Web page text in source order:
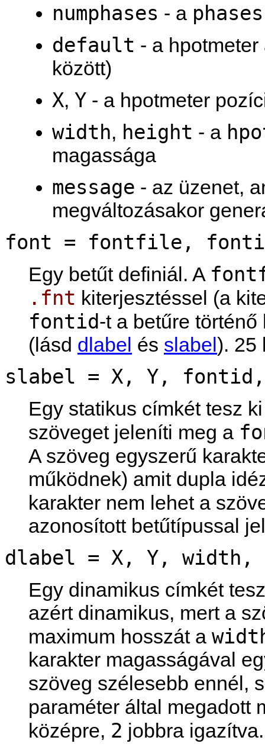
numphases - a phases
default - a
között)
X, Y - a hpotmeter
width, height - a
magassága
message - az üzenet,
megváltozásakor
font = fontfile,
Egy betűt definiál. A
.fnt kiterjesztéssel (a
fontid-t a betűre
(lásd dlabel és slabel). 25
slabel = X, Y,
Egy statikus címkét tesz
szöveget jeleníti meg a
A szöveg egyszerű
működnek) amit dupla
karakter nem lehet a
azonosított betűtípussal
dlabel = X, Y,
Egy dinamikus címkét
azért dinamikus, mert a
maximum hosszát a
karakter magasságával
szöveg szélesebb ennél,
paraméter által megadott
középre, 2 jobbra igazítva.